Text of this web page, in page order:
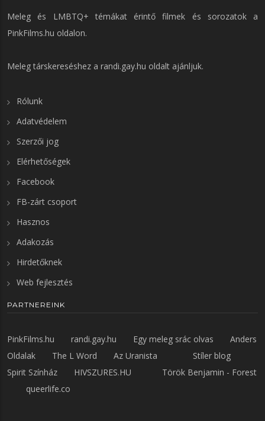
Meleg és LMBTQ+ témákat érintő filmek és sorozatok a
PinkFilms.hu oldalon.
Meleg társkereséshez a randi.gay.hu oldalt ajánljuk.
Rólunk
Adatvédelem
Szerzői jog
Elérhetőségek
Facebook
FB-zárt csoport
Hasznos
Adakozás
Hirdetőknek
Web fejlesztés
PARTNEREINK
PinkFilms.hu randi.gay.hu Egy meleg srác olvas
Anders
Oldalak
The L Word Az Uranista
Stíler blog
Spirit Színház
HIVSZURES.HU
Török Benjamin - Forest
queerlife.co